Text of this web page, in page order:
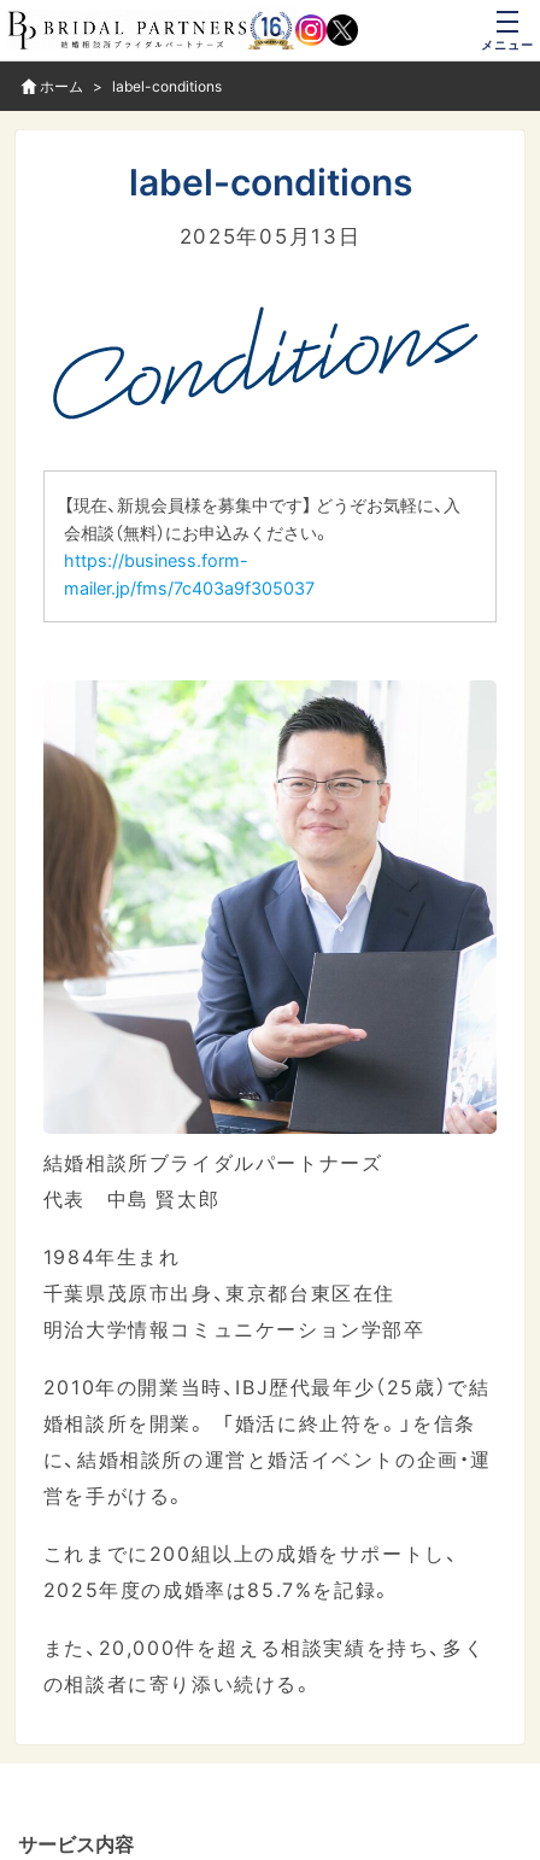
メニュー
ホーム label-conditions
label-conditions
2025年05月13日
【現在、新規会員様を募集中です】 どうぞお気軽に、入
会相談（無料）にお申込みください。
https://business.form-
mailer.jp/fms/7c403a9f305037
結婚相談所ブライダルパートナーズ
代表 中島 賢太郎
1984年生まれ
千葉県茂原市出身、東京都台東区在住
明治大学情報コミュニケーション学部卒
2010年の開業当時、IBJ歴代最年少（25歳）で結
婚相談所を開業。 「婚活に終止符を。」を信条
に、結婚相談所の運営と婚活イベントの企画・運
営を手がける。
これまでに200組以上の成婚をサポートし、
2025年度の成婚率は85.7%を記録。
また、20,000件を超える相談実績を持ち、多く
の相談者に寄り添い続ける。
サービス内容